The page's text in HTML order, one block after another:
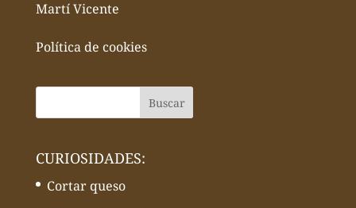
Martí Vicente
Política de cookies
CURIOSIDADES:
Cortar queso